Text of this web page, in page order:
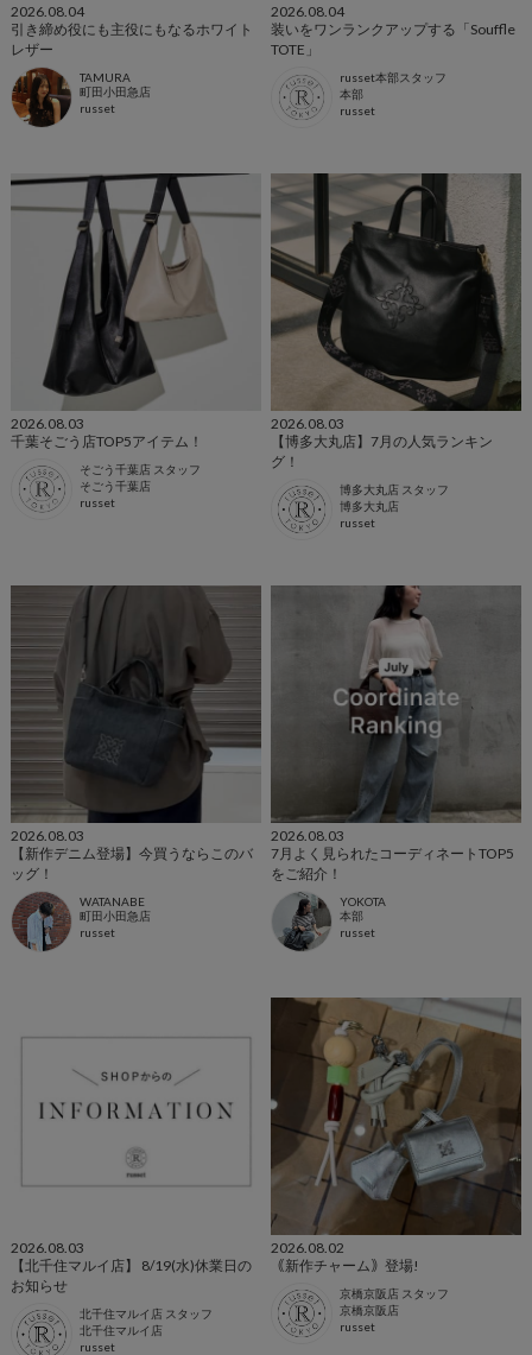
2026.08.04
引き締め役にも主役にもなるホワイト
レザー
TAMURA
町田小田急店
russet
2026.08.04
装いをワンランクアップする「Souffle
TOTE」
russet本部スタッフ
本部
russet
2026.08.03
千葉そごう店TOP5アイテム！
そごう千葉店 スタッフ
そごう千葉店
russet
2026.08.03
【博多大丸店】7月の人気ランキン
グ！
博多大丸店 スタッフ
博多大丸店
russet
2026.08.03
【新作デニム登場】今買うならこのバ
ッグ！
WATANABE
町田小田急店
russet
2026.08.03
7月よく見られたコーディネートTOP5
をご紹介！
YOKOTA
本部
russet
2026.08.03
【北千住マルイ店】 8/19(水)休業日の
お知らせ
北千住マルイ店 スタッフ
北千住マルイ店
russet
2026.08.02
｟新作チャーム｠登場!
京橋京阪店 スタッフ
京橋京阪店
russet